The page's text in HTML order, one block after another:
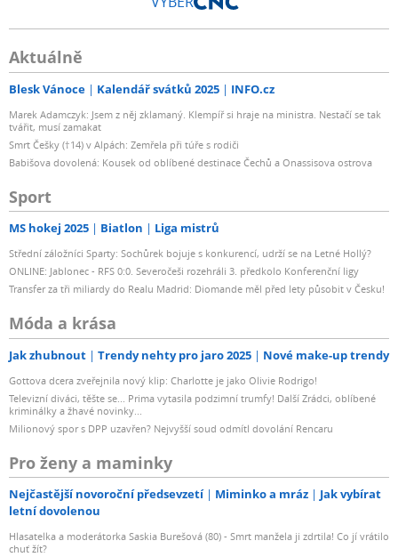
Aktuálně
Blesk Vánoce Kalendář svátků 2025 INFO.cz
Marek Adamczyk: Jsem z něj zklamaný. Klempíř si hraje na ministra. Nestačí se tak
tvářit, musí zamakat
Smrt Češky (†14) v Alpách: Zemřela při túře s rodiči
Babišova dovolená: Kousek od oblíbené destinace Čechů a Onassisova ostrova
Sport
MS hokej 2025 Biatlon Liga mistrů
Střední záložníci Sparty: Sochůrek bojuje s konkurencí, udrží se na Letné Hollý?
ONLINE: Jablonec - RFS 0:0. Severočeši rozehráli 3. předkolo Konferenční ligy
Transfer za tři miliardy do Realu Madrid: Diomande měl před lety působit v Česku!
Móda a krása
Jak zhubnout Trendy nehty pro jaro 2025 Nové make-up trendy
Gottova dcera zveřejnila nový klip: Charlotte je jako Olivie Rodrigo!
Televizní diváci, těšte se... Prima vytasila podzimní trumfy! Další Zrádci, oblíbené
kriminálky a žhavé novinky...
Milionový spor s DPP uzavřen? Nejvyšší soud odmítl dovolání Rencaru
Pro ženy a maminky
Nejčastější novoroční předsevzetí Miminko a mráz
Jak vybírat
letní dovolenou
Hlasatelka a moderátorka Saskia Burešová (80) - Smrt manžela ji zdrtila! Co jí vrátilo
chuť žít?